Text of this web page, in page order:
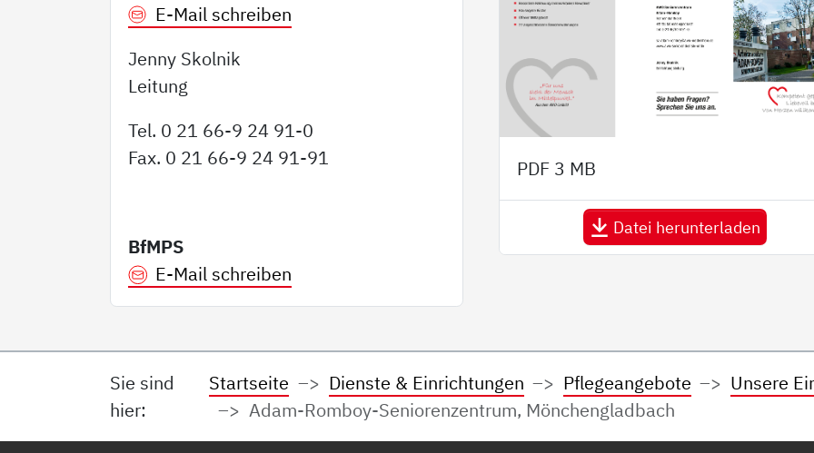
E-Mail schreiben
Jenny Skolnik
Leitung
Tel. 0 21 66-9 24 91-0
Fax. 0 21 66-9 24 91-91
BfMPS
E-Mail schreiben
PDF 3 MB
Datei herunterladen
Sie sind
hier:
Startseite Dienste & Einrichtungen Pflegeangebote
Unsere
Adam-Romboy-Seniorenzentrum, Mönchengladbach